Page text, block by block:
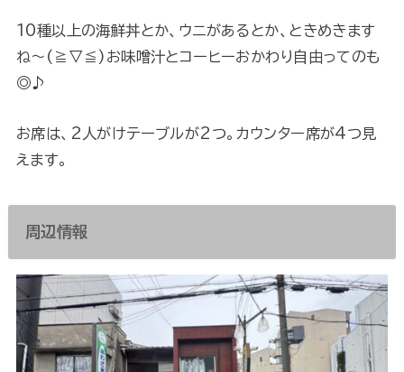
10種以上の海鮮丼とか、ウニがあるとか、ときめきます
ね～(≧▽≦)お味噌汁とコーヒーおかわり自由ってのも
◎♪
お席は、2人がけテーブルが2つ。カウンター席が4つ見
えます。
周辺情報